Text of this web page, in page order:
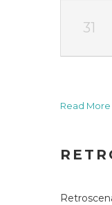
31
Read More